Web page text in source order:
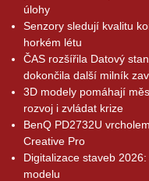
úlohy
Senzory sledují kvalitu
horkém létu
ČAS rozšířila Datový
dokončila další milník
3D modely pomáhají
rozvoj i zvládat krize
BenQ PD2732U
Creative Pro
Digitalizace staveb
modelu